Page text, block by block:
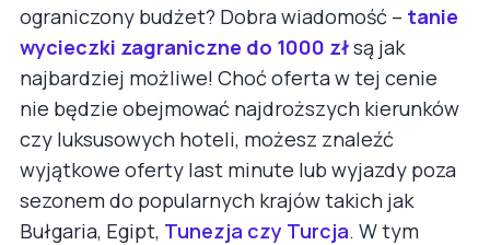
ograniczony budżet? Dobra wiadomość – tanie
wycieczki zagraniczne do 1000 złsą jak
najbardziej możliwe! Choć oferta w tej cenie
nie będzie obejmować najdroższych kierunków
czy luksusowych hoteli, możesz znaleźć
wyjątkowe oferty last minute lub wyjazdy poza
sezonem do popularnych krajów takich jak
Bułgaria, Egipt, Tunezja czy Turcja. W tym